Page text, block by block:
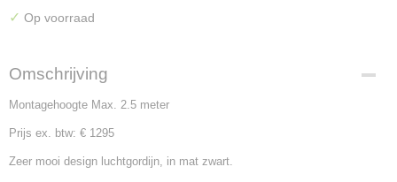
✓ Op voorraad
Omschrijving
Montagehoogte Max. 2.5 meter
Prijs ex. btw: € 1295
Zeer mooi design luchtgordijn, in mat zwart.